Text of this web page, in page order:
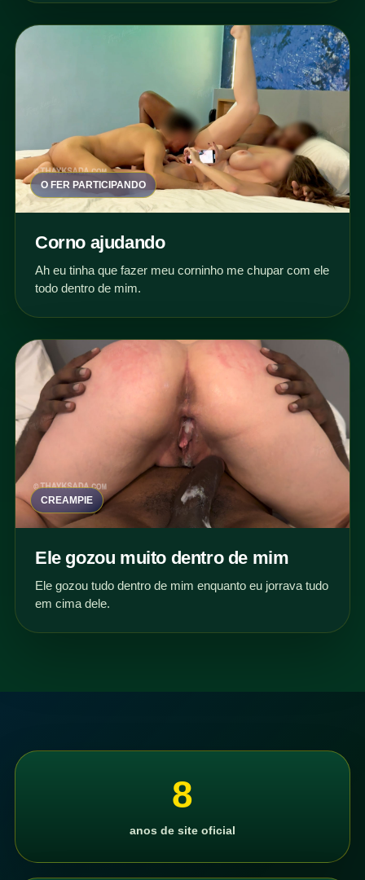
O FER PARTICIPANDO
Corno ajudando
Ah eu tinha que fazer meu corninho me chupar com ele
todo dentro de mim.
CREAMPIE
Ele gozou muito dentro de mim
Ele gozou tudo dentro de mim enquanto eu jorrava tudo
em cima dele.
8
anos de site oficial